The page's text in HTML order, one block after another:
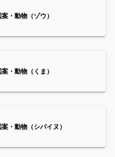
動物（ゾウ）
動物（くま）
動物（シバイヌ）